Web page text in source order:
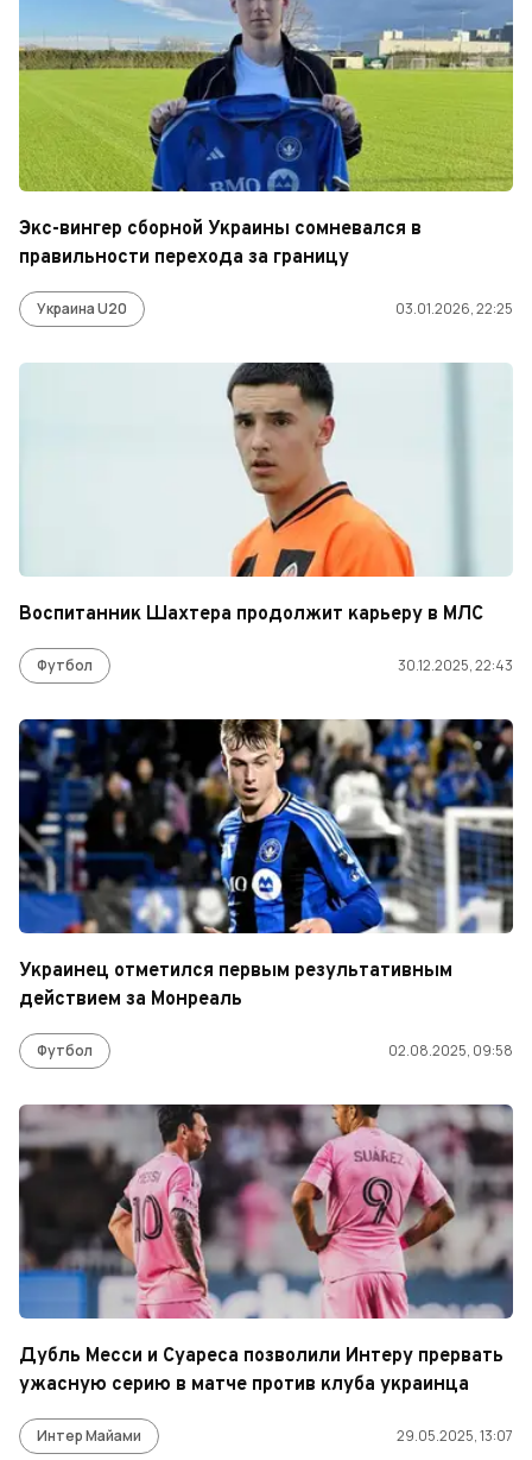
Экс-вингер сборной Украины сомневался в
правильности перехода за границу
Украина U20 03.01.2026, 22:25
Воспитанник Шахтера продолжит карьеру в МЛС
Футбол 30.12.2025, 22:43
Украинец отметился первым результативным
действием за Монреаль
Футбол 02.08.2025, 09:58
Дубль Месси и Суареса позволили Интеру прервать
ужасную серию в матче против клуба украинца
Интер Майами 29.05.2025, 13:07